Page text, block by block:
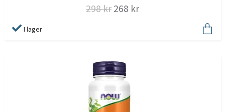
298 kr 268 kr
I lager